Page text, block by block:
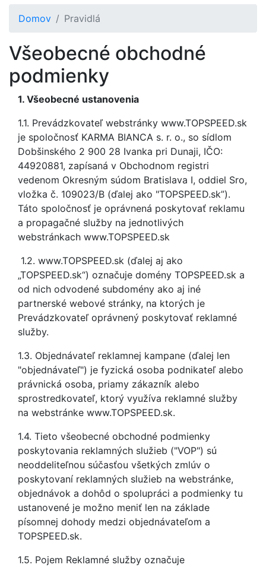
Domov Pravidlá
Všeobecné obchodné
podmienky
1. Všeobecné ustanovenia
1.1. Prevádzkovateľ webstránky www.TOPSPEED.sk
je spoločnosť KARMA BIANCA s. r. o., so sídlom
Dobšinského 2 900 28 Ivanka pri Dunaji, IČO:
44920881, zapísaná v Obchodnom registri
vedenom Okresným súdom Bratislava I, oddiel Sro,
vložka č. 109023/B (ďalej ako "TOPSPEED.sk”).
Táto spoločnosť je oprávnená poskytovať reklamu
a propagačné služby na jednotlivých
webstránkach www.TOPSPEED.sk
1.2. www.TOPSPEED.sk (ďalej aj ako
„TOPSPEED.sk“) označuje domény TOPSPEED.sk a
od nich odvodené subdomény ako aj iné
partnerské webové stránky, na ktorých je
Prevádzkovateľ oprávnený poskytovať reklamné
služby.
1.3. Objednávateľ reklamnej kampane (ďalej len
"objednávateľ") je fyzická osoba podnikateľ alebo
právnická osoba, priamy zákazník alebo
sprostredkovateľ, ktorý využíva reklamné služby
na webstránke www.TOPSPEED.sk.
1.4. Tieto všeobecné obchodné podmienky
poskytovania reklamných služieb ("VOP") sú
neoddeliteľnou súčasťou všetkých zmlúv o
poskytovaní reklamných služieb na webstránke,
objednávok a dohôd o spolupráci a podmienky tu
ustanovené je možno meniť len na základe
písomnej dohody medzi objednávateľom a
TOPSPEED.sk.
1.5. Pojem Reklamné služby označuje